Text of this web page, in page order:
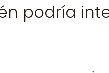
podría